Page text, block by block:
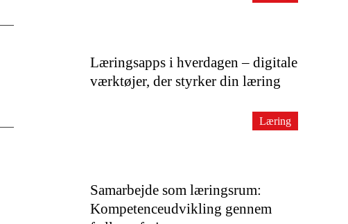
Læringsapps i hverdagen – digitale
værktøjer, der styrker din læring
Samarbejde som læringsrum:
Kompetenceudvikling gennem
Læring